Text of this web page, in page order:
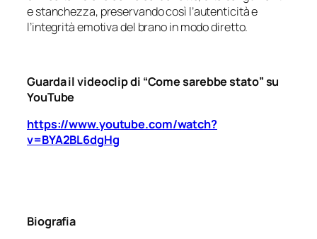
e stanchezza, preservando così l’autenticità e
l’integrità emotiva del brano in modo diretto.
Guarda il videoclip di “Come sarebbe stato” su
YouTube
https://www.youtube.com/watch?
v=BYA2BL6dgHg
Biografia